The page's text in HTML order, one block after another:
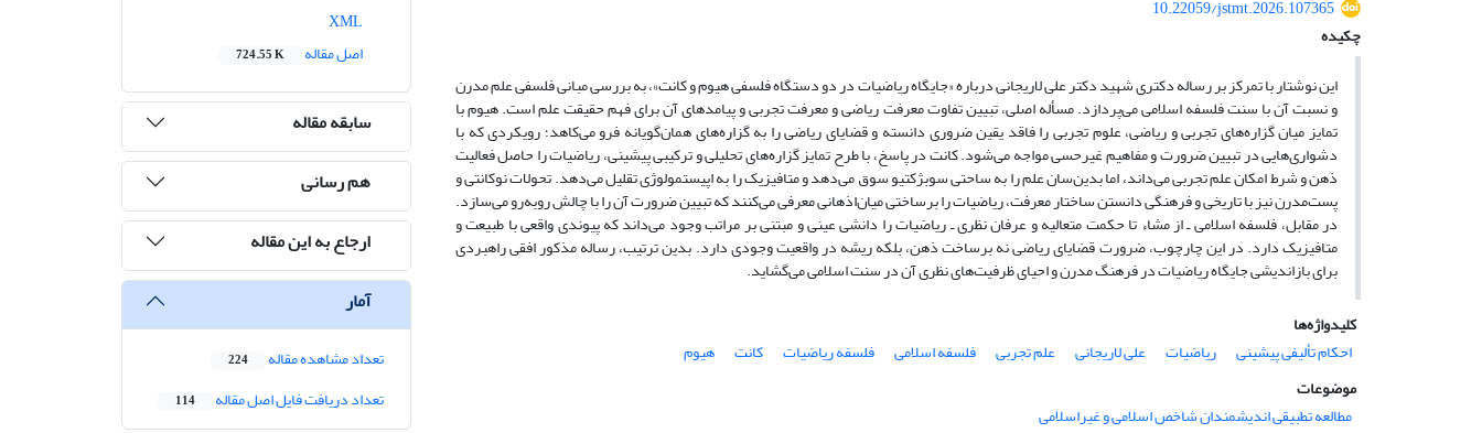
10.22059/jstmt.2026.107365
چکیده
این نوشتار با تمرکز بر رساله دکتری شهید دکتر علی لاریجانی درباره «جایگاه ریاضیات در دو دستگاه فلسفی هیوم و کانت»، به بررسی مبانی فلسفی علم مدرن
و نسبت آن با سنت فلسفه اسلامی می‌پردازد. مسأله اصلی، تبیین تفاوت معرفت ریاضی و معرفت تجربی و پیامدهای آن برای فهم حقیقت علم است. هیوم با
تمایز میان گزاره‌های تجربی و ریاضی، علوم تجربی را فاقد یقین ضروری دانسته و قضایای ریاضی را به گزاره‌های همان‌گویانه فرو می‌کاهد؛ رویکردی که با
دشواری‌هایی در تبیین ضرورت و مفاهیم غیرحسی مواجه می‌شود. کانت در پاسخ، با طرح تمایز گزاره‌های تحلیلی و ترکیبی پیشینی، ریاضیات را حاصل فعالیت
ذهن و شرط امکان علم تجربی می‌داند، اما بدین‌سان علم را به ساحتی سوبژکتیو سوق می‌دهد و متافیزیک را به اپیستمولوژی تقلیل می‌دهد. تحولات نوکانتی و
پست‌مدرن نیز با تاریخی و فرهنگی دانستن ساختار معرفت، ریاضیات را برساختی میان‌اذهانی معرفی می‌کنند که تبیین ضرورت آن را با چالش روبه‌رو می‌سازد.
در مقابل، فلسفه اسلامی ـ از مشاء تا حکمت متعالیه و عرفان نظری ـ ریاضیات را دانشی عینی و مبتنی بر مراتب وجود می‌داند که پیوندی واقعی با طبیعت و
متافیزیک دارد. در این چارچوب، ضرورت قضایای ریاضی نه برساخت ذهن، بلکه ریشه در واقعیت وجودی دارد. بدین ترتیب، رساله مذکور افقی راهبردی
برای بازاندیشی جایگاه ریاضیات در فرهنگ مدرن و احیای ظرفیت‌های نظری آن در سنت اسلامی می‌گشاید.
کلیدواژه‌ها
احکام تألیفی پیشینی
ریاضیات علی لاریجانی علم تجربی فلسفه اسلامی فلسفه ریاضیات کانت
هیوم
موضوعات
مطالعه تطبیقی اندیشمندان شاخص اسلامی و غیراسلامی
اصل مقاله
724.55 K
سابقه مقاله
هم رسانی
ارجاع به این مقاله
آمار
تعداد مشاهده مقاله 224
تعداد دریافت فایل اصل مقاله 114